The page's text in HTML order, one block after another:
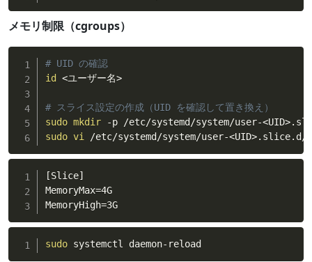
メモリ制限（cgroups）
# UID の確認
id
<ユーザー名>
# スライス設定の作成（UID を確認して置き換え）
sudo mkdir -p /etc/systemd/system/user-<UID>
sudo vi /etc/systemd/system/user-<UID>.slice.d/
[Slice]
MemoryMax=4G
MemoryHigh=3G
sudo systemctl daemon-reload